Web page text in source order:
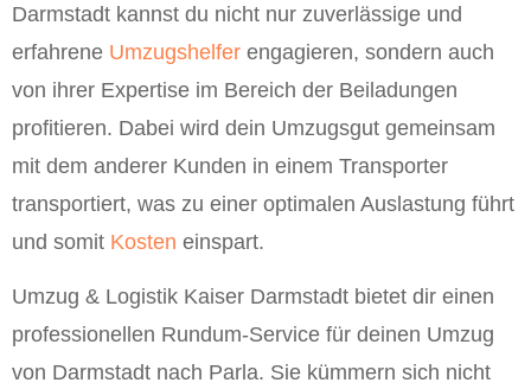
Darmstadt kannst du nicht nur zuverlässige und
erfahrene Umzugshelfer engagieren, sondern auch
von ihrer Expertise im Bereich der Beiladungen
profitieren. Dabei wird dein Umzugsgut gemeinsam
mit dem anderer Kunden in einem Transporter
transportiert, was zu einer optimalen Auslastung führt
und somit Kosten einspart.
Umzug & Logistik Kaiser Darmstadt bietet dir einen
professionellen Rundum-Service für deinen Umzug
von Darmstadt nach Parla. Sie kümmern sich nicht